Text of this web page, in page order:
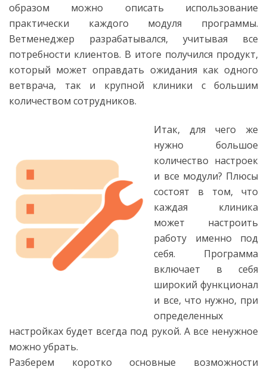
образом можно описать использование
практически каждого модуля программы.
Ветменеджер разрабатывался, учитывая все
потребности клиентов. В итоге получился продукт,
который может оправдать ожидания как одного
ветврача, так и крупной клиники с большим
количеством сотрудников.
Итак, для чего же
нужно большое
количество настроек
и все модули? Плюсы
состоят в том, что
каждая клиника
может настроить
работу именно под
себя. Программа
включает в себя
широкий функционал
и все, что нужно, при
определенных
настройках будет всегда под рукой. А все ненужное
можно убрать.
Разберем коротко основные возможности